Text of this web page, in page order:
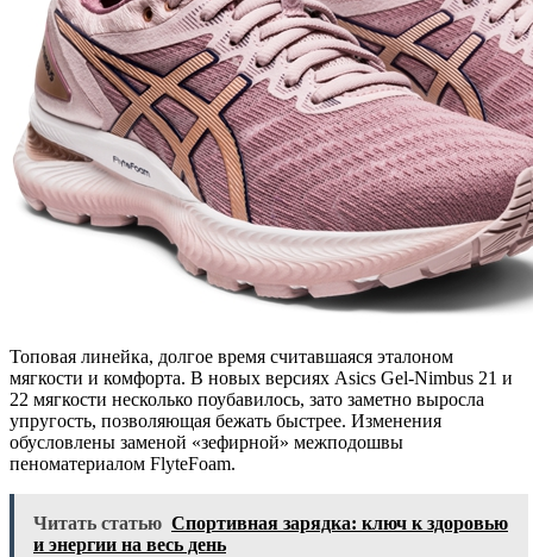
Топовая линейка, долгое время считавшаяся эталоном
мягкости и комфорта. В новых версиях Asics Gel-Nimbus 21 и
22 мягкости несколько поубавилось, зато заметно выросла
упругость, позволяющая бежать быстрее. Изменения
обусловлены заменой «зефирной» межподошвы
пеноматериалом FlyteFoam.
Читать статью Спортивная зарядка: ключ к здоровью
и энергии на весь день